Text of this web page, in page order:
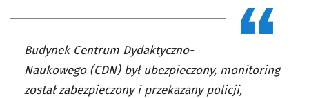
Budynek Centrum Dydaktyczno-
Naukowego (CDN) był ubezpieczony, monitoring
został zabezpieczony i przekazany policji,